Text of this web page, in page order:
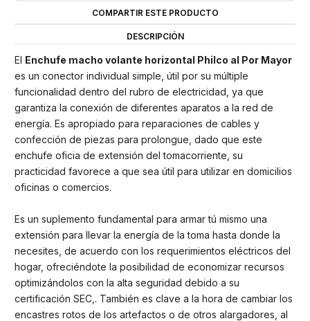
COMPARTIR ESTE PRODUCTO
DESCRIPCIÓN
El Enchufe macho volante horizontal Philco al Por Mayor
es un conector individual simple, útil por su múltiple
funcionalidad dentro del rubro de electricidad, ya que
garantiza la conexión de diferentes aparatos a la red de
energía. Es apropiado para reparaciones de cables y
confección de piezas para prolongue, dado que este
enchufe oficia de extensión del tomacorriente, su
practicidad favorece a que sea útil para utilizar en domicilios
oficinas o comercios.
Es un suplemento fundamental para armar tú mismo una
extensión para llevar la energía de la toma hasta donde la
necesites, de acuerdo con los requerimientos eléctricos del
hogar, ofreciéndote la posibilidad de economizar recursos
optimizándolos con la alta seguridad debido a su
certificación SEC,. También es clave a la hora de cambiar los
encastres rotos de los artefactos o de otros alargadores, al